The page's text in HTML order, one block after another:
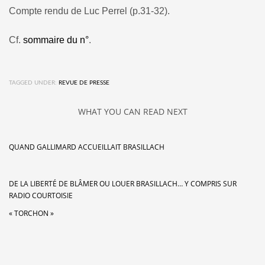
Compte rendu de Luc Perrel (p.31-32).
Cf. sommaire du n°.
TAGGED UNDER: REVUE DE PRESSE
WHAT YOU CAN READ NEXT
QUAND GALLIMARD ACCUEILLAIT BRASILLACH
DE LA LIBERTÉ DE BLÂMER OU LOUER BRASILLACH… Y COMPRIS SUR
RADIO COURTOISIE
« TORCHON »